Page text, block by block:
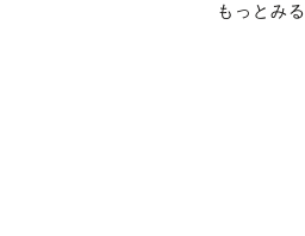
南都留郡富士河
もっとみる